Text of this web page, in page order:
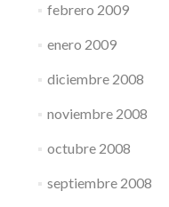
febrero 2009
enero 2009
diciembre 2008
noviembre 2008
octubre 2008
septiembre 2008